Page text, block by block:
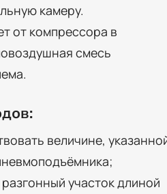
камеру.
от компрессора в
смесь
величине,
участок длиной